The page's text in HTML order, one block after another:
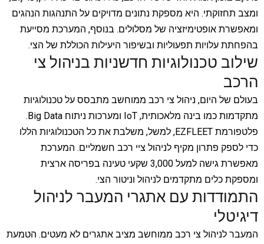
ומצב תחזוקתי. היא מספקת נתונים מדויקים על התנהגות הנהגים
ומאפשרת אופטימיזציה של מסלולים. בנוסף, המערכת מסייעת
בהפחתת עלויות תפעוליות ובשיפור היעילות הכוללת של הצי.
שילוב טכנולוגיות חדשניות בניהול צי
הרכב
בעולם של היום, ניהול צי רכב ממוחשב מתבסס על טכנולוגיות
מתקדמות כמו בינה מלאכותית, IoT ומערכות ניתוח Big Data.
פלטפורמת EZFLEET, למשל, משלבת את כל הטכנולוגיות הללו
כדי לספק פתרון מקיף לניהול ציי רכב חשמליים. המערכת
מאפשרת גישה למעל 3,000 שקעי טעינה בפריסה ארצית
ומספקת כלים מתקדמים לניהול וניטור הצי.
התמודדות עם אתגרי המעבר לניהול
דיגיטלי
המעבר לניהול צי רכב ממוחשב מציב אתגרים לא מעטים. הטמעת